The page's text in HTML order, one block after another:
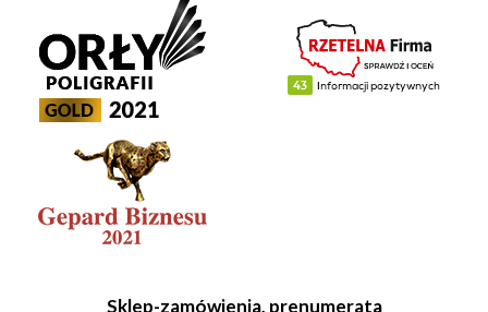
Sklep-zamówienia, prenumerata